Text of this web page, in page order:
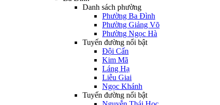
Danh sách phường
Phường Ba Đình
Phường Giảng Võ
Phường Ngọc Hà
Tuyến đường nổi bật
Đội Cấn
Kim Mã
Láng Hạ
Liễu Giai
Ngọc Khánh
Tuyến đường nổi bật